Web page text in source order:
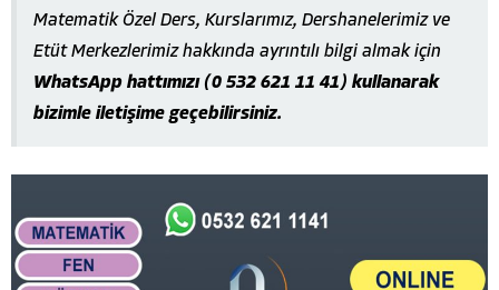
Matematik Özel Ders, Kurslarımız, Dershanelerimiz ve
Etüt Merkezlerimiz hakkında ayrıntılı bilgi almak için
WhatsApp hattımızı (0 532 621 11 41) kullanarak
bizimle iletişime geçebilirsiniz.